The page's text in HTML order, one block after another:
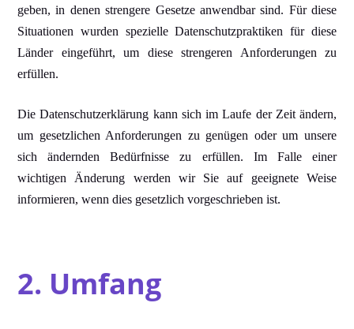
geben, in denen strengere Gesetze anwendbar sind. Für diese
Situationen wurden spezielle Datenschutzpraktiken für diese
Länder eingeführt, um diese strengeren Anforderungen zu
erfüllen.
Die Datenschutzerklärung kann sich im Laufe der Zeit ändern,
um gesetzlichen Anforderungen zu genügen oder um unsere
sich ändernden Bedürfnisse zu erfüllen. Im Falle einer
wichtigen Änderung werden wir Sie auf geeignete Weise
informieren, wenn dies gesetzlich vorgeschrieben ist.
2. Umfang